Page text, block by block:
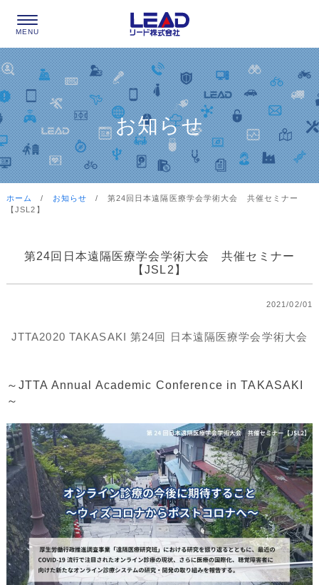
お知らせ
ホーム / お知らせ / 第24回日本遠隔医療学会学術大会 共催セミナー
【JSL2】
第24回日本遠隔医療学会学術大会 共催セミナー
【JSL2】
2021/02/01
JTTA2020 TAKASAKI 第24回 日本遠隔医療学会学術大会
～JTTA Annual Academic Conference in TAKASAKI
～